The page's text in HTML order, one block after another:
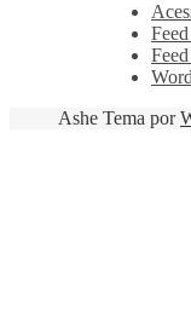
Ashe Tema por